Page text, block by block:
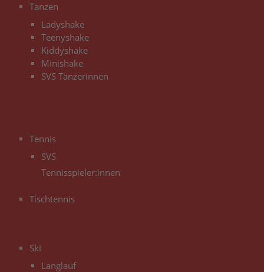
Tanzen
Ladyshake
Teenyshake
Kiddyshake
Minishake
SVS Tänzerinnen
Tennis
SVS
Tennisspieler:innen
Tischtennis
Ski
Langlauf